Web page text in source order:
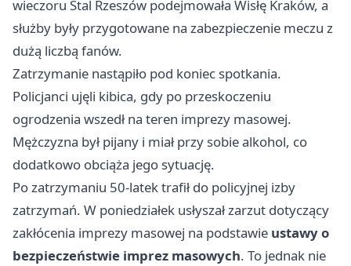
wieczoru Stal Rzeszów podejmowała Wisłę Kraków, a
służby były przygotowane na zabezpieczenie meczu z
dużą liczbą fanów.
Zatrzymanie nastąpiło pod koniec spotkania.
Policjanci ujęli kibica, gdy po przeskoczeniu
ogrodzenia wszedł na teren imprezy masowej.
Mężczyzna był pijany i miał przy sobie alkohol, co
dodatkowo obciąża jego sytuację.
Po zatrzymaniu 50-latek trafił do policyjnej izby
zatrzymań. W poniedziałek usłyszał zarzut dotyczący
zakłócenia imprezy masowej na podstawie ustawy o
bezpieczeństwie imprez masowych. To jednak nie